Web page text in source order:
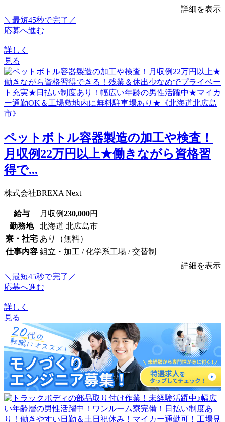
詳細を表示
＼最短45秒で完了／
応募へ進む
詳しく
見る
ペットボトル容器製造の加工や検査！
月収例22万円以上★働きながら資格習
得で...
株式会社BREXA Next
給与 月収例230,000円
勤務地
北海道 北広島市
寮・社宅 あり（無料）
仕事内容 組立・加工 / 化学系工場 / 交替制
詳細を表示
＼最短45秒で完了／
応募へ進む
詳しく
見る